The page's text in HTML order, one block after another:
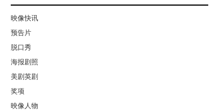
映像快讯
预告片
脱口秀
海报剧照
美剧英剧
奖项
映像人物